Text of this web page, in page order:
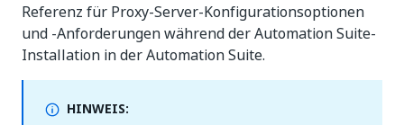
Referenz für Proxy-Server-Konfigurationsoptionen
und -Anforderungen während der Automation Suite-
Installation in der Automation Suite.
HINWEIS: